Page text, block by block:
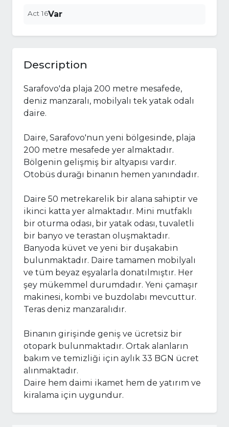
Act 16Var
Description
Sarafovo'da plaja 200 metre mesafede,
deniz manzaralı, mobilyalı tek yatak odalı
daire.
Daire, Sarafovo'nun yeni bölgesinde, plaja
200 metre mesafede yer almaktadır.
Bölgenin gelişmiş bir altyapısı vardır.
Otobüs durağı binanın hemen yanındadır.
Daire 50 metrekarelik bir alana sahiptir ve
ikinci katta yer almaktadır. Mini mutfaklı
bir oturma odası, bir yatak odası, tuvaletli
bir banyo ve terastan oluşmaktadır.
Banyoda küvet ve yeni bir duşakabin
bulunmaktadır. Daire tamamen mobilyalı
ve tüm beyaz eşyalarla donatılmıştır. Her
şey mükemmel durumdadır. Yeni çamaşır
makinesi, kombi ve buzdolabı mevcuttur.
Teras deniz manzaralıdır.
Binanın girişinde geniş ve ücretsiz bir
otopark bulunmaktadır. Ortak alanların
bakım ve temizliği için aylık 33 BGN ücret
alınmaktadır.
Daire hem daimi ikamet hem de yatırım ve
kiralama için uygundur.